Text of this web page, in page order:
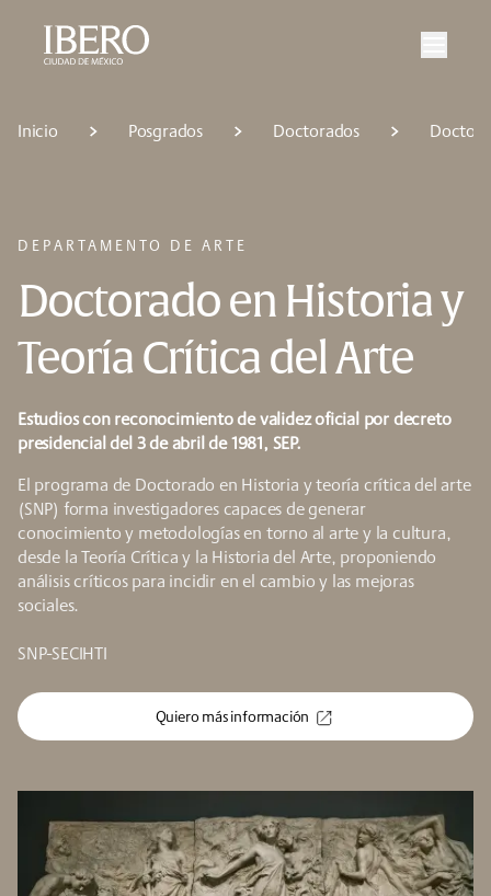
Saltar al contenido principal
Saltar a la navegación principal
Saltar al pie de página
Inicio Posgrados Doctorados
DEPARTAMENTO DE ARTE
Doctorado en Historia y
Teoría Crítica del Arte
Estudios con reconocimiento de validez oficial por decreto
presidencial del 3 de abril de 1981, SEP.
El programa de Doctorado en Historia y teoría crítica del arte
(SNP) forma investigadores capaces de generar
conocimiento y metodologías en torno al arte y la cultura,
desde la Teoría Crítica y la Historia del Arte, proponiendo
análisis críticos para incidir en el cambio y las mejoras
sociales.
SNP-SECIHTI
Quiero más información